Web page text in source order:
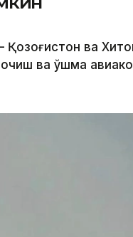
Қозоғистон ва
ва қўшма